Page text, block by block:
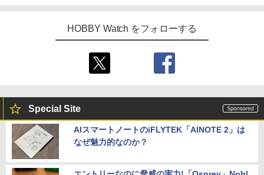
HOBBY Watch をフォローする
Special Site
AIスマートノートのiFLYTEK「AINOTE 2」は
なぜ魅力的なのか？